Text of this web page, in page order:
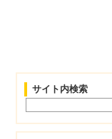
サイト内検索